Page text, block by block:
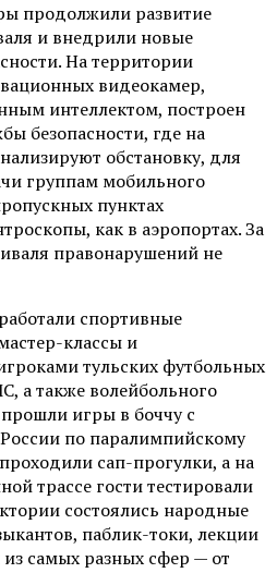
продолжили развитие
и внедрили новые
На территории
видеокамер,
интеллектом, построен
безопасности, где на
обстановку, для
группам мобильного
пунктах
как в аэропортах. За
правонарушений не
спортивные
классы и
тульских футбольных
а также волейбольного
игры в боччу с
по паралимпийскому
сап-прогулки, а на
трассе гости тестировали
состоялись народные
паблик-токи, лекции
самых разных сфер — от